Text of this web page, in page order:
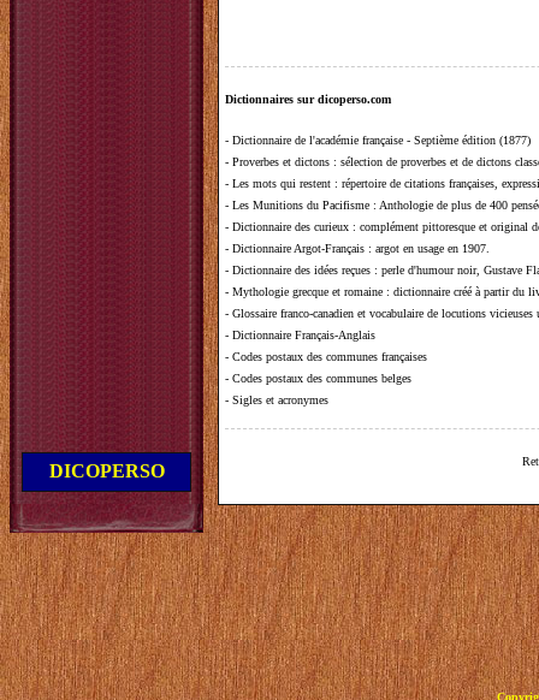
DICOPERSO
Dictionnaires sur dicoperso.com
- Dictionnaire de l'académie française - Septième édition (1877)
- Proverbes et dictons : sélection de proverbes et de dictons
- Les mots qui restent : répertoire de citations françaises,
- Les Munitions du Pacifisme : Anthologie de plus de 400
- Dictionnaire des curieux : complément pittoresque et original
- Dictionnaire Argot-Français : argot en usage en 1907.
- Dictionnaire des idées reçues : perle d'humour noir, Gustave
- Mythologie grecque et romaine : dictionnaire créé à partir du
- Glossaire franco-canadien et vocabulaire de locutions vicieuses
- Dictionnaire Français-Anglais
- Codes postaux des communes françaises
- Codes postaux des communes belges
- Sigles et acronymes